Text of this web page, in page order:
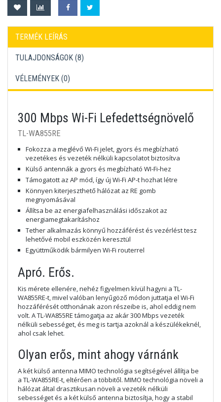
TERMÉK LEÍRÁS
TULAJDONSÁGOK (8)
VÉLEMÉNYEK (0)
300 Mbps Wi-Fi Lefedettségnövelő
TL-WA855RE
Fokozza a meglévő Wi-Fi jelet, gyors és megbízható
vezetékes és vezeték nélküli kapcsolatot biztosítva
Külső antennák a gyors és megbízható WI-Fi-hez
Támogatott az AP mód, így új Wi-Fi AP-t hozhat létre
Könnyen kiterjeszthető hálózat az RE gomb
megnyomásával
Állítsa be az energiafelhasználási időszakot az
energiamegtakarításhoz
Tether alkalmazás könnyű hozzáférést és vezérlést tesz
lehetővé mobil eszközén keresztül
Együttműködik bármilyen Wi-Fi routerrel
Apró. Erős.
Kis mérete ellenére, nehéz figyelmen kívül hagyni a TL-
WA855RE-t, mivel valóban lenyűgöző módon juttatja el Wi-Fi
hozzáférését otthonának azon részeibe is, ahol eddig nem
volt. A TL-WA855RE támogatja az akár 300 Mbps vezeték
nélküli sebességet, és meg is tartja azoknál a készülékeknél,
ahol csak lehet.
Olyan erős, mint ahogy várnánk
A két külső antenna MIMO technológia segítségével állítja be
a TL-WA855RE-t, eltérően a többitől. MIMO technológia növeli a
hálózat által drasztikusan növeli a vezeték nélküli
sebességet és a két külső antenna biztosítja, hogy a stabil